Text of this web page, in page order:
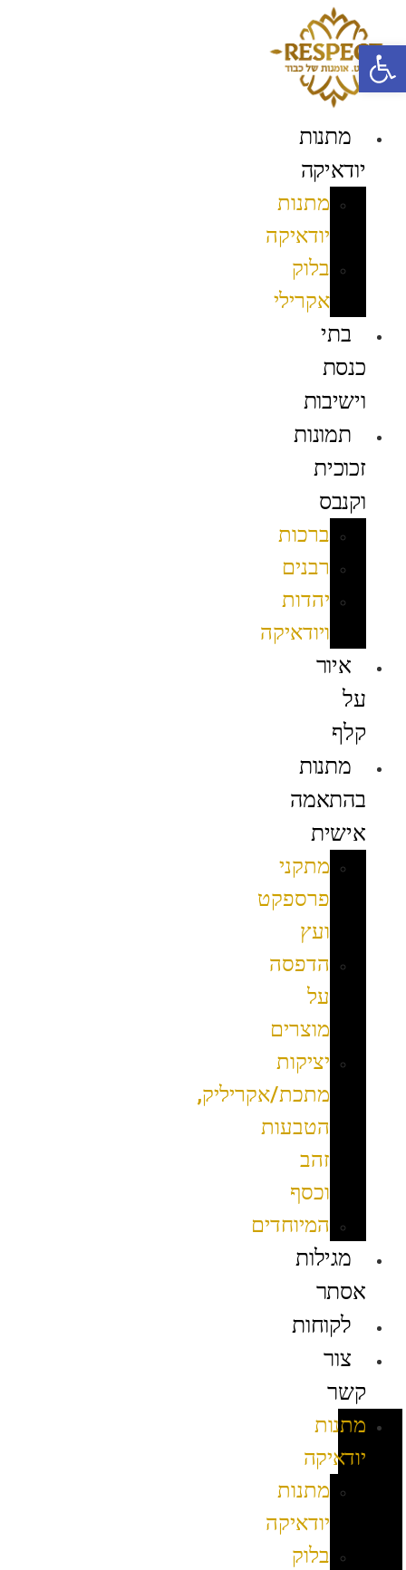
מתנות
יודאיקה
מתנות
יודאיקה
בלוק
אקרילי
בתי
כנסת
וישיבות
תמונות
זכוכית
וקנבס
ברכות
רבנים
יהדות
ויודאיקה
איור
על
קלף
מתנות
בהתאמה
אישית
מתקני
פרספקט
ועץ
הדפסה
על
מוצרים
יציקות
מתכת/אקריליק,
הטבעות
זהב
וכסף
המיוחדים
מגילות
אסתר
לקוחות
צור
קשר
מתנות
יודאיקה
מתנות
יודאיקה
בלוק
פתח סרגל נגישות